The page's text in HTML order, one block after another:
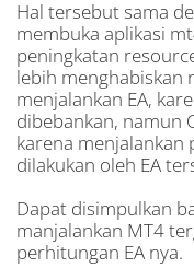
Hal tersebut sama
membuka aplikasi
peningkatan
lebih menghabiskan
menjalankan EA,
dibebankan, namun
karena
dilakukan oleh EA
Dapat disimpulkan
manjalankan MT4
perhitungan EA nya.